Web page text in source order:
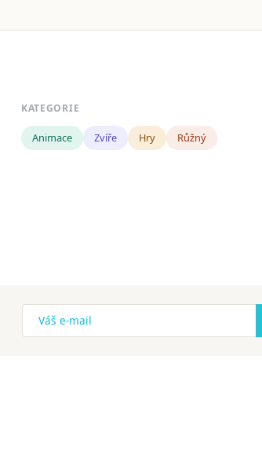
KATEGORIE
Animace Zvíře Hry Růžný